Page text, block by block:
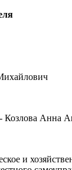
Козлова Анна
и